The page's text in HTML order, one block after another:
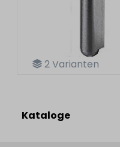
2Varianten
Kataloge